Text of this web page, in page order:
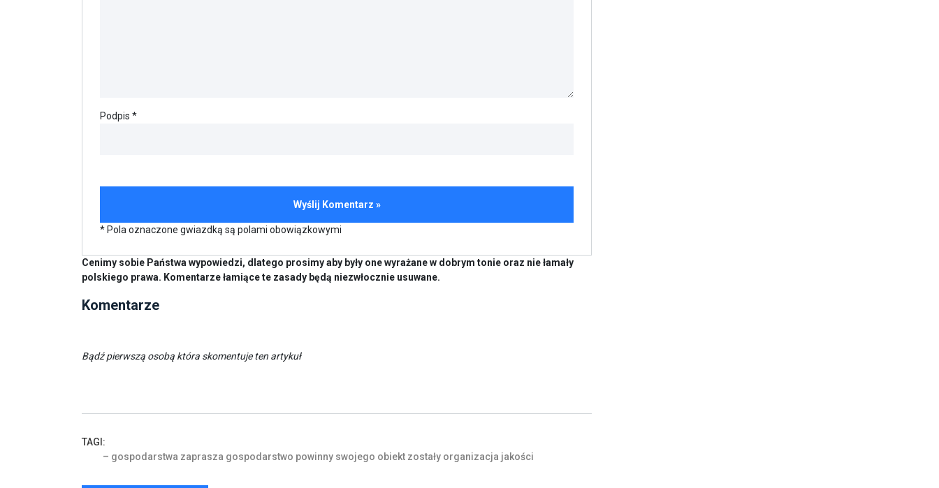
Podpis *
* Pola oznaczone gwiazdką są polami obowiązkowymi
Cenimy sobie Państwa wypowiedzi, dlatego prosimy aby były one wyrażane w dobrym tonie oraz nie łamały
polskiego prawa. Komentarze łamiące te zasady będą niezwłocznie usuwane.
Komentarze
Bądź pierwszą osobą która skomentuje ten artykuł
TAGI:
– gospodarstwa zaprasza gospodarstwo powinny swojego obiekt zostały organizacja jakości